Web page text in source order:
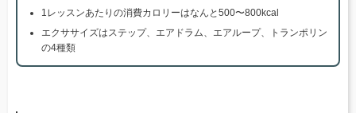
1レッスンあたりの消費カロリーはなんと500〜800kcal
エクササイズはステップ、エアドラム、エアループ、トランポリン
の4種類